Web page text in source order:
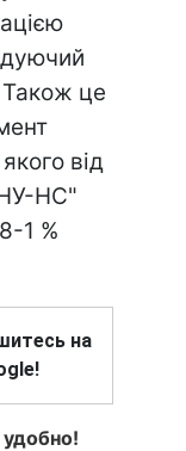
Також це
від
НС"
1 %
на